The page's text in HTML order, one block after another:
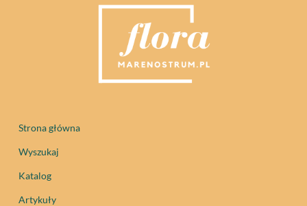
Strona główna
Wyszukaj
Katalog
Artykuły